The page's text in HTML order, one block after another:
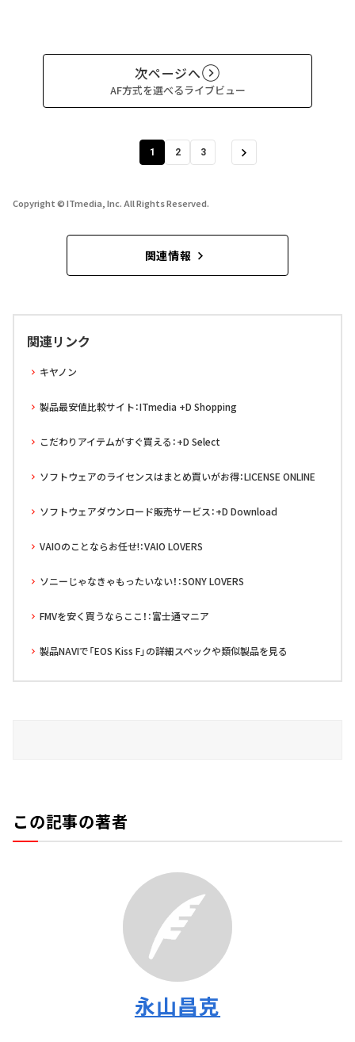
次ページへ
AF方式を選べるライブビュー
1 2 3
Copyright © ITmedia, Inc. All Rights Reserved.
関連情報
関連リンク
キヤノン
製品最安値比較サイト：ITmedia +D Shopping
こだわりアイテムがすぐ買える：+D Select
ソフトウェアのライセンスはまとめ買いがお得：LICENSE ONLINE
ソフトウェアダウンロード販売サービス：+D Download
VAIOのことならお任せ!：VAIO LOVERS
ソニーじゃなきゃもったいない！：SONY LOVERS
FMVを安く買うならここ！：富士通マニア
製品NAVIで「EOS Kiss F」の詳細スペックや類似製品を見る
この記事の著者
永山昌克